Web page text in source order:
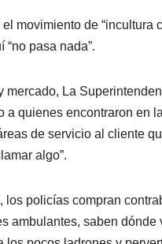
movimiento de “incultura
“no pasa nada”.
mercado, La
a quienes encontraron
de servicio al cliente
algo”.
los policías compran
ambulantes, saben